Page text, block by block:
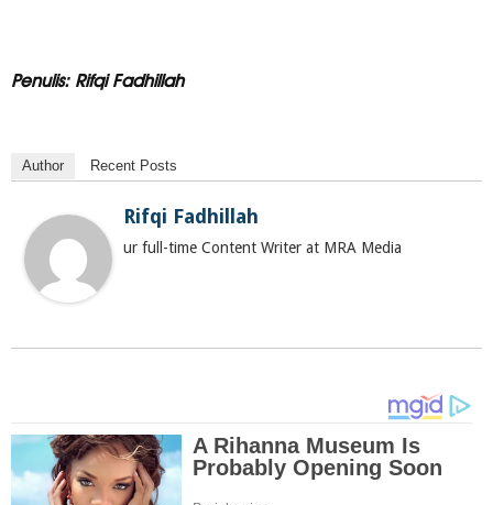
Penulis: Rifqi Fadhillah
Author Recent Posts
Rifqi Fadhillah
ur full-time Content Writer at MRA Media